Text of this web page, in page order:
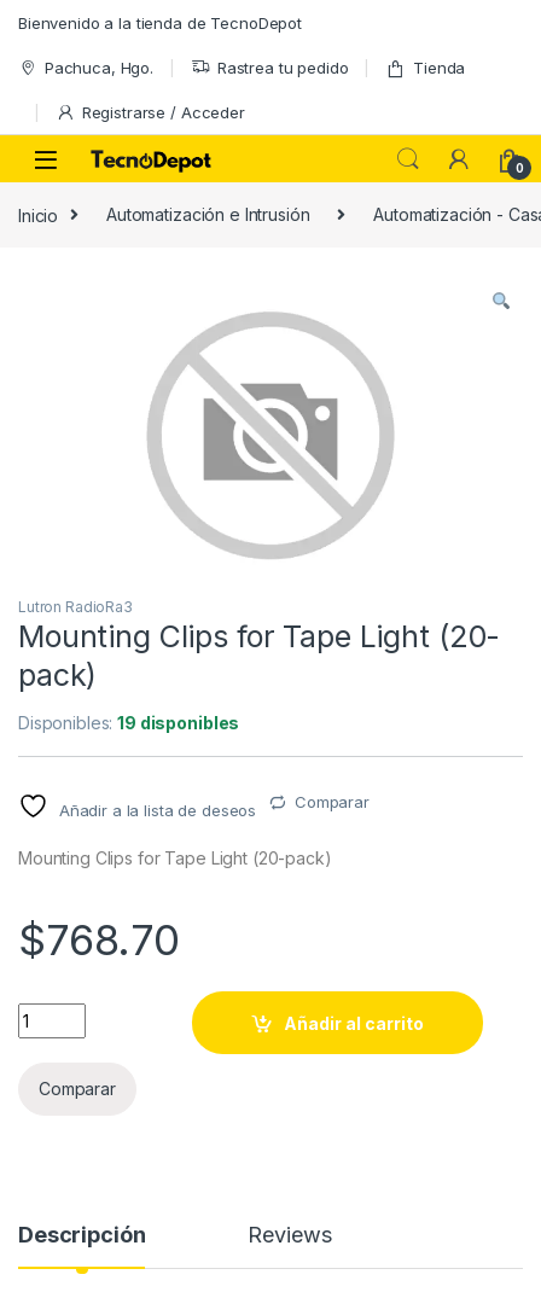
Bienvenido a la tienda de TecnoDepot
Pachuca, Hgo. Rastrea tu pedido Tienda
Registrarse / Acceder
0
Inicio Automatización e Intrusión Automatización -
Lutron RadioRa3
Mounting Clips for Tape Light (20-
pack)
Disponibles:19 disponibles
Añadir a la lista de deseos Comparar
Mounting Clips for Tape Light (20-pack)
$768.70
Mounting Clips for Tape Light (20-pack) quantity
Añadir al carrito
Comparar
Descripción Reviews